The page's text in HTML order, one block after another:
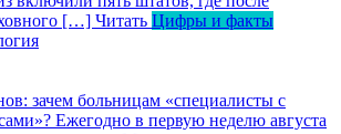
[…] Читать Цифры и факты
зачем больницам «специалисты с
Ежегодно в первую неделю августа